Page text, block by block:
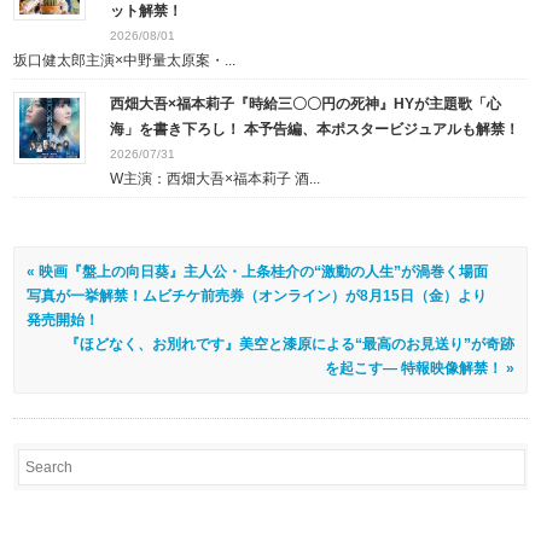
ット解禁！
2026/08/01
坂口健太郎主演×中野量太原案・...
西畑大吾×福本莉子『時給三〇〇円の死神』HYが主題歌「心
海」を書き下ろし！ 本予告編、本ポスタービジュアルも解禁！
2026/07/31
W主演：西畑大吾×福本莉子 酒...
« 映画『盤上の向日葵』主人公・上条桂介の“激動の人生”が渦巻く場面
写真が一挙解禁！ムビチケ前売券（オンライン）が8月15日（金）より
発売開始！
『ほどなく、お別れです』美空と漆原による“最高のお見送り”が奇跡
を起こす― 特報映像解禁！ »